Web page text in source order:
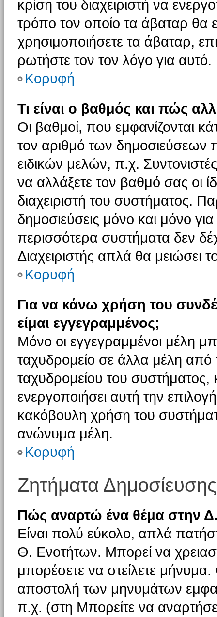
κρίση του διαχειριστή να
τρόπο τον οποίο τα άβαταρ θα
χρησιμοποιήσετε τα άβαταρ,
ρωτήστε τον τον λόγο για αυτό.
Κορυφή
Τι είναι ο βαθμός και πώς
Οι βαθμοί, που εμφανίζονται
τον αριθμό των δημοσιεύσεων
ειδικών μελών, π.χ.
να αλλάξετε τον βαθμό σας οι
διαχειριστή του συστήματος.
δημοσιεύσεις μόνο και μόνο
περισσότερα συστήματα δεν
Διαχειριστής απλά θα μειώσει
Κορυφή
Για να κάνω χρήση του
είμαι εγγεγραμμένος;
Μόνο οι εγγεγραμμένοι μέλη
ταχυδρομείο σε άλλα μέλη
ταχυδρομείου του συστήματος,
ενεργοποιήσει αυτή την
κακόβουλη χρήση του
ανώνυμα μέλη.
Κορυφή
Ζητήματα Δημοσίευσης
Πώς αναρτώ ένα θέμα στην
Είναι πολύ εύκολο, απλά
Θ. Ενοτήτων. Μπορεί να
μπορέσετε να στείλετε μήνυμα.
αποστολή των μηνυμάτων
π.χ. (στη Μπορείτε να